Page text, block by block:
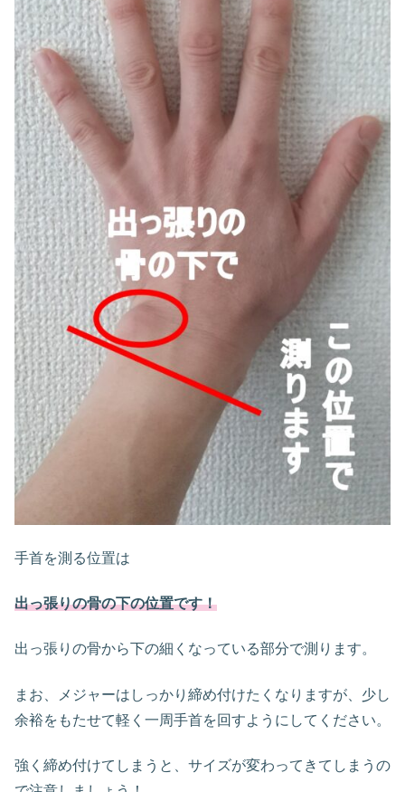
手首を測る位置は
出っ張りの骨の下の位置です！
出っ張りの骨から下の細くなっている部分で測ります。
まお、メジャーはしっかり締め付けたくなりますが、少し
余裕をもたせて軽く一周手首を回すようにしてください。
強く締め付けてしまうと、サイズが変わってきてしまうの